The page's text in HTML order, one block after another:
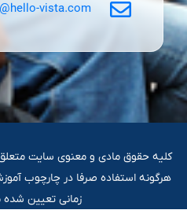
vista.com
کلیه حقوق مادی و معنوی سایت
هرگونه استفاده صرفا در چارچوب
زمانی تعیین شده